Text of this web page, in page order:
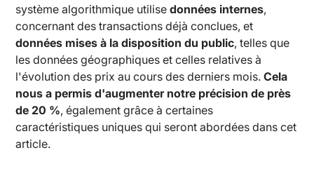
système algorithmique utilisedonnées internes,
concernant des transactions déjà conclues, et
données mises à la disposition du public, telles que
les données géographiques et celles relatives à
l'évolution des prix au cours des derniers mois.Cela
nous a permis d'augmenter notre précision de près
de 20 %, également grâce à certaines
caractéristiques uniques qui seront abordées dans cet
article.